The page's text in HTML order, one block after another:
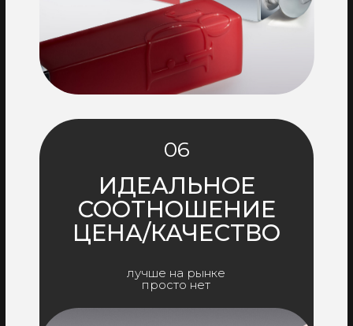
ИДЕАЛЬНОЕ
СООТНОШЕНИЕ
ЦЕНА/КАЧЕСТВО
лучше на рынке
просто нет
06